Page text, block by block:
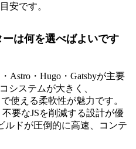
安です。
は何を選べばよいです
Astro・Hugo・Gatsbyが主要
システムが大きく、
使える柔軟性が魅力です。
要なJSを削減する設計が優
ルドが圧倒的に高速、コンテ